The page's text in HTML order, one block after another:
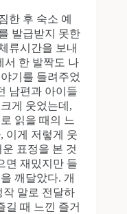
한 후 숙소 예
발급받지 못한
류시간을 보내
서 한 발짝도 나
기를 들려주었
남편과 아이들
게 웃었는데,
읽을 때의 느
이게 저렇게 웃
표정을 본 것
면 재밌지만 들
깨달았다. 개
작 말로 전달하
길 때 느낀 즐거